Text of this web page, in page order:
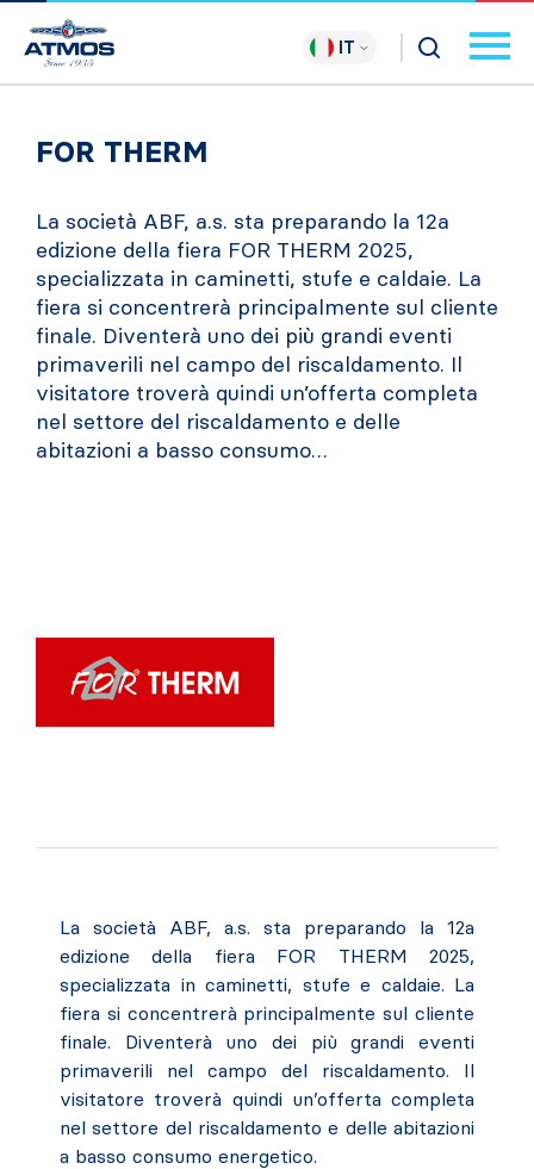
IT
FOR THERM
La società ABF, a.s. sta preparando la 12a
edizione della fiera FOR THERM 2025,
specializzata in caminetti, stufe e caldaie. La
fiera si concentrerà principalmente sul cliente
finale. Diventerà uno dei più grandi eventi
primaverili nel campo del riscaldamento. Il
visitatore troverà quindi un’offerta completa
nel settore del riscaldamento e delle
abitazioni a basso consumo…
La società ABF, a.s. sta preparando la 12a
edizione della fiera FOR THERM 2025,
specializzata in caminetti, stufe e caldaie. La
fiera si concentrerà principalmente sul cliente
finale. Diventerà uno dei più grandi eventi
primaverili nel campo del riscaldamento. Il
visitatore troverà quindi un’offerta completa
nel settore del riscaldamento e delle abitazioni
a basso consumo energetico.